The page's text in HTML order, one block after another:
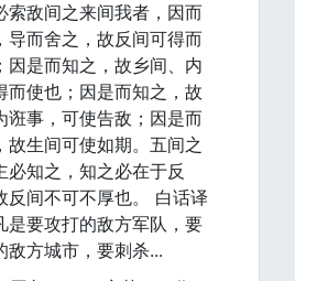
索敌间之来间我者，因而
导而舍之，故反间可得而
因是而知之，故乡间、内
而使也；因是而知之，故
诳事，可使告敌；因是而
故生间可使如期。五间之
必知之，知之必在于反
反间不可不厚也。 白话译
是要攻打的敌方军队，要
敌方城市，要刺杀...